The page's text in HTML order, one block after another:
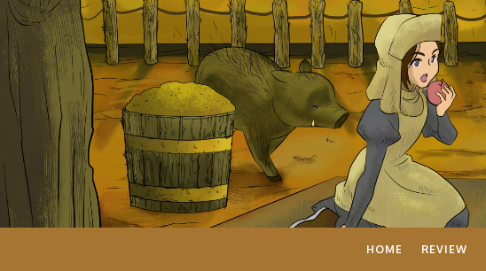
駄
目
ダ
HOME REVIEW